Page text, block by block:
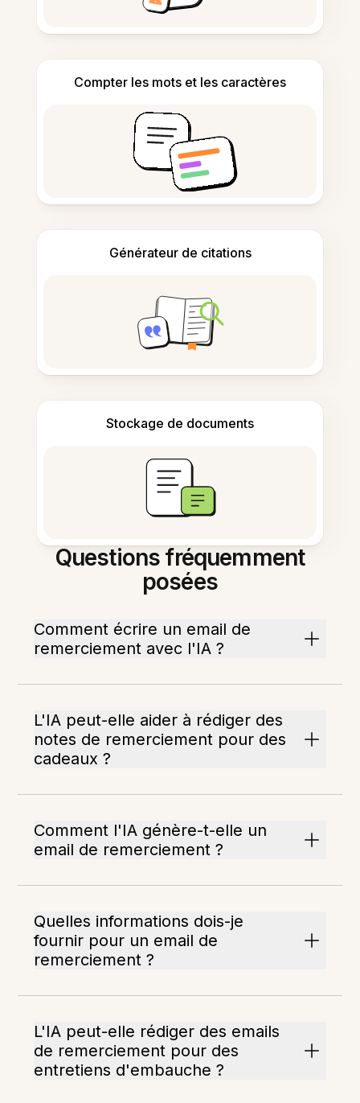
Compter les mots et les caractères
Générateur de citations
Stockage de documents
Questions fréquemment
posées
Comment écrire un email de
remerciement avec l'IA ?
L'IA peut-elle aider à rédiger des
notes de remerciement pour des
cadeaux ?
Comment l'IA génère-t-elle un
email de remerciement ?
Quelles informations dois-je
fournir pour un email de
remerciement ?
L'IA peut-elle rédiger des emails
de remerciement pour des
entretiens d'embauche ?